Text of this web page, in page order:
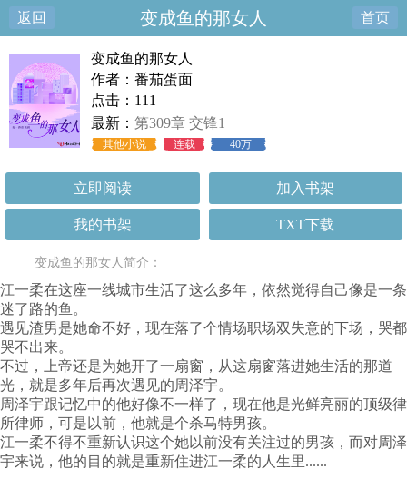
返回 变成鱼的那女人 首页
变成鱼的那女人
作者：番茄蛋面
点击：111
最新： 第309章 交锋1
其他小说 连载 40万
立即阅读 加入书架
我的书架 TXT下载
变成鱼的那女人简介：
江一柔在这座一线城市生活了这么多年，依然觉得自己像是一条
迷了路的鱼。
遇见渣男是她命不好，现在落了个情场职场双失意的下场，哭都
哭不出来。
不过，上帝还是为她开了一扇窗，从这扇窗落进她生活的那道
光，就是多年后再次遇见的周泽宇。
周泽宇跟记忆中的他好像不一样了，现在他是光鲜亮丽的顶级律
所律师，可是以前，他就是个杀马特男孩。
江一柔不得不重新认识这个她以前没有关注过的男孩，而对周泽
宇来说，他的目的就是重新住进江一柔的人生里......